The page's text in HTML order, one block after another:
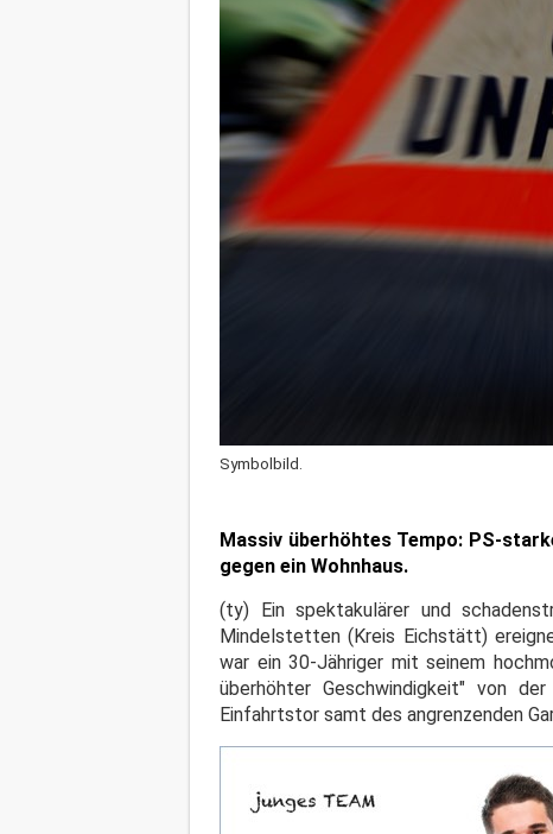
Symbolbild.
Massiv überhöhtes Tempo: PS-
gegen ein Wohnhaus.
(ty) Ein spektakulärer und
Mindelstetten (Kreis Eichstätt)
war ein 30-Jähriger mit seinem
überhöhter Geschwindigkeit" von
Einfahrtstor samt des angrenzenden